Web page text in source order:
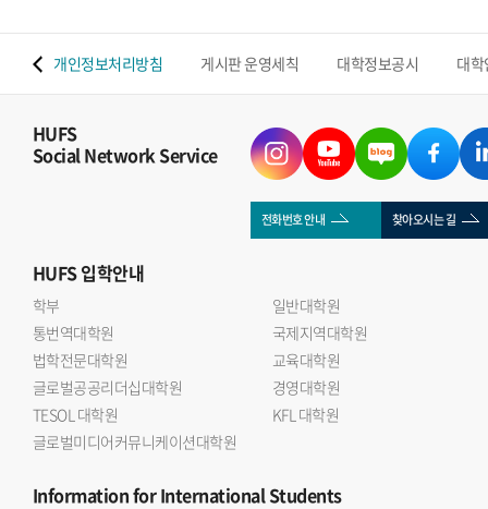
개인정보처리방침 게시판 운영세칙 대학정보공시 대
HUFS
Social Network Service
전화번호 안내 찾아오시는 길
HUFS입학안내
학부
일반대학원
통번역대학원
국제지역대학원
법학전문대학원
교육대학원
글로벌공공리더십대학원
경영대학원
TESOL 대학원
KFL 대학원
글로벌미디어커뮤니케이션대학원
Informationfor International Students